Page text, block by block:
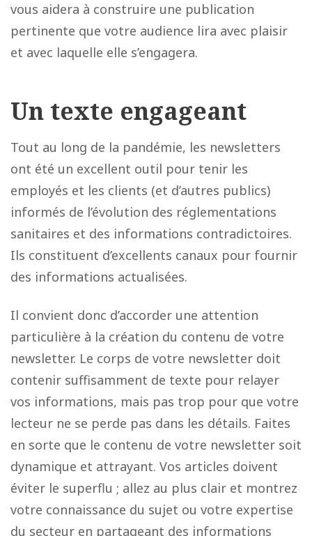
vous aidera à construire une publication
pertinente que votre audience lira avec plaisir
et avec laquelle elle s’engagera.
Un texte engageant
Tout au long de la pandémie, les newsletters
ont été un excellent outil pour tenir les
employés et les clients (et d’autres publics)
informés de l’évolution des réglementations
sanitaires et des informations contradictoires.
Ils constituent d’excellents canaux pour fournir
des informations actualisées.
Il convient donc d’accorder une attention
particulière à la création du contenu de votre
newsletter. Le corps de votre newsletter doit
contenir suffisamment de texte pour relayer
vos informations, mais pas trop pour que votre
lecteur ne se perde pas dans les détails. Faites
en sorte que le contenu de votre newsletter soit
dynamique et attrayant. Vos articles doivent
éviter le superflu ; allez au plus clair et montrez
votre connaissance du sujet ou votre expertise
du secteur en partageant des informations